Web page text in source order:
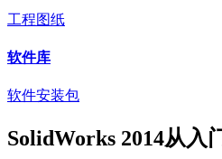
工程图纸
软件库
软件安装包
SolidWorks 2014从入